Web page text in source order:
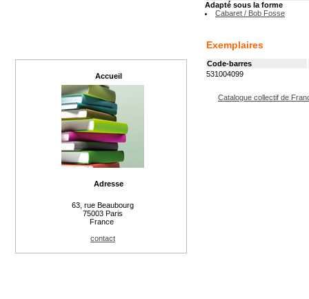
Adapté sous la forme
Cabaret / Bob Fosse
Exemplaires
Code-barres
531004099
Catalogue collectif de
Accueil
Adresse
63, rue Beaubourg
75003 Paris
France
contact